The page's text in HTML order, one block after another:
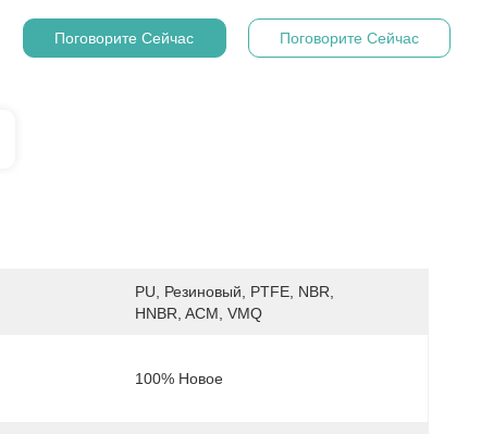
Поговорите Сейчас Поговорите Сейчас
PU, Резиновый, PTFE, NBR,
HNBR, ACM, VMQ
100% Новое